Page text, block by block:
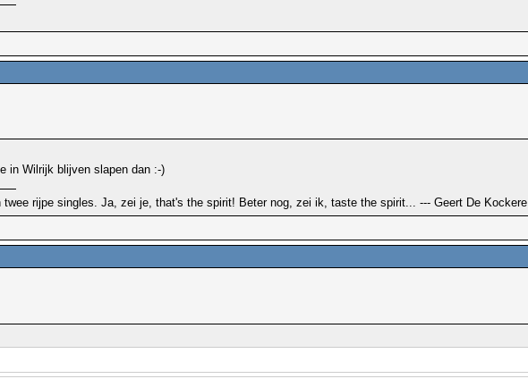
in Wilrijk blijven slapen dan :-)
rijpe singles. Ja, zei je, that's the spirit! Beter nog, zei ik, taste the spirit... --- Geert De Kockere